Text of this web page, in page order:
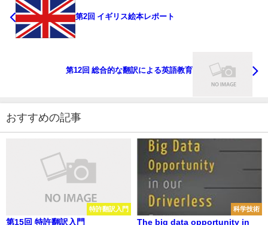
第2回 イギリス絵本レポート
第12回 総合的な翻訳による英語教育
おすすめの記事
特許翻訳入門
第15回 特許翻訳入門
科学技術
The big data opportunity in